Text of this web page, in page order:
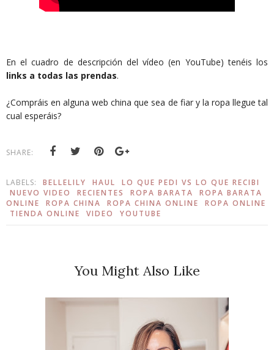
En el cuadro de descripción del vídeo (en YouTube) tenéis los
links a todas las prendas.
¿Compráis en alguna web china que sea de fiar y la ropa llegue tal
cual esperáis?
SHARE:
LABELS: BELLELILY HAUL
LO QUE PEDI VS LO QUE RECIBI
NUEVO VIDEO
RECIENTES ROPA BARATA
ROPA BARATA
ONLINE
ROPA CHINA ROPA CHINA ONLINE
ROPA ONLINE
TIENDA ONLINE
VIDEO YOUTUBE
You Might Also Like